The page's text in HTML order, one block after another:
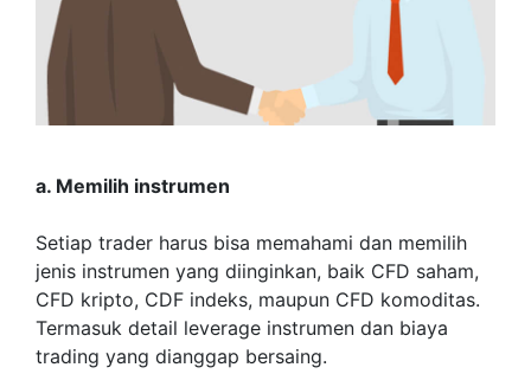
a. Memilih instrumen
Setiap trader harus bisa memahami dan memilih
jenis instrumen yang diinginkan, baik CFD saham,
CFD kripto, CDF indeks, maupun CFD komoditas.
Termasuk detail leverage instrumen dan biaya
trading yang dianggap bersaing.